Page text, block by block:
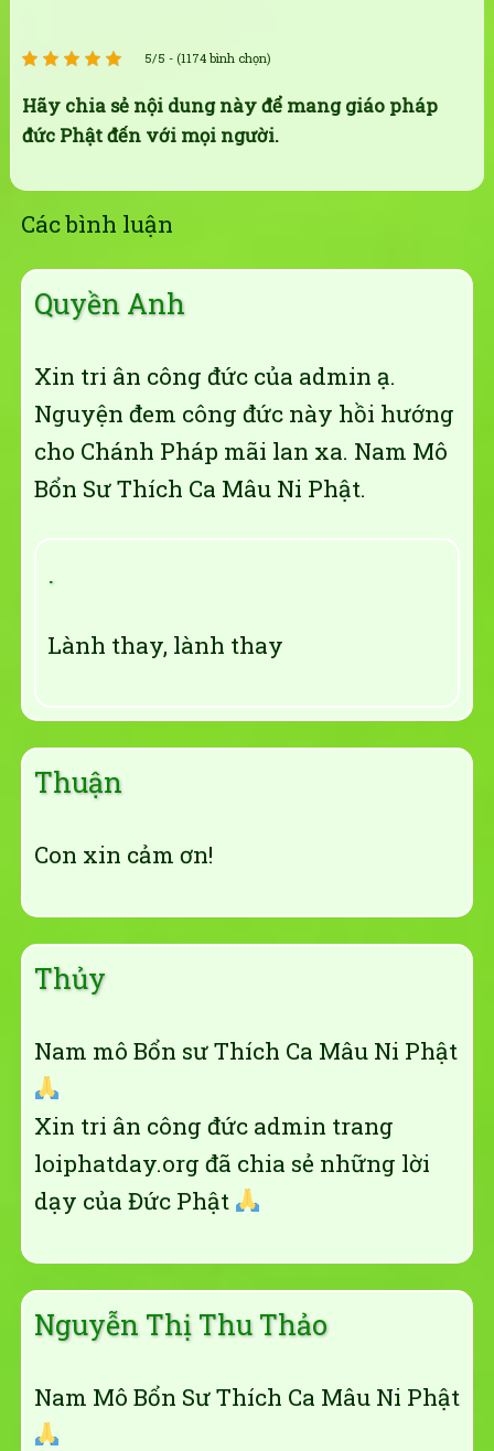
5/5 - (1174 bình chọn)
Hãy chia sẻ nội dung này để mang giáo pháp
đức Phật đến với mọi người.
Các bình luận
Quyền Anh
Xin tri ân công đức của admin ạ.
Nguyện đem công đức này hồi hướng
cho Chánh Pháp mãi lan xa. Nam Mô
Bổn Sư Thích Ca Mâu Ni Phật.
.
Lành thay, lành thay
Thuận
Con xin cảm ơn!
Thủy
Nam mô Bổn sư Thích Ca Mâu Ni Phật
Xin tri ân công đức admin trang
loiphatday.org đã chia sẻ những lời
dạy của Đức Phật
Nguyễn Thị Thu Thảo
Nam Mô Bổn Sư Thích Ca Mâu Ni Phật